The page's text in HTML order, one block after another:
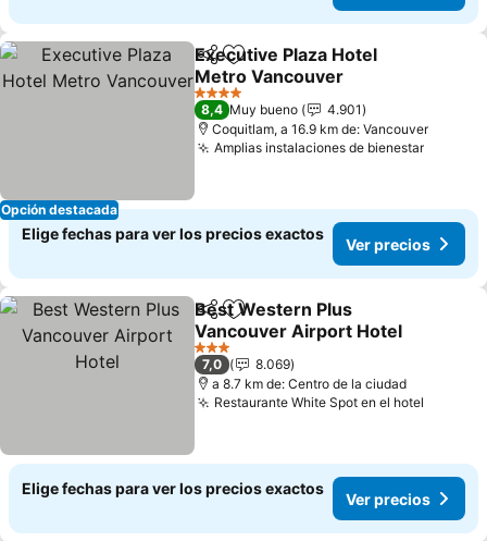
Opción destacada
CompartirAgregar a favoritos
Executive Plaza Hotel
Metro Vancouver
Ver precios
4 Estrellas
8,4 Muy bueno
4.901
Coquitlam, a 16.9 km de: Vancouver
Amplias instalaciones de bienestarVer
Elige fechas para ver los precios exactos
Ver precios
CompartirAgregar a favoritos
Best Western Plus
Vancouver Airport Hotel
Ver precios
3 Estrellas
7,0
8.069
a 8.7 km de: Centro de la ciudad
Restaurante White Spot en el hotel
Elige fechas para ver los precios exactos
Ver precios